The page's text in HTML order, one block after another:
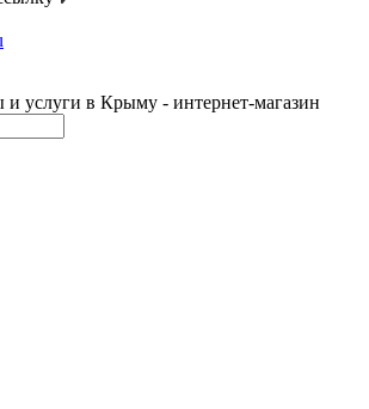
услуги в Крыму - интернет-магазин